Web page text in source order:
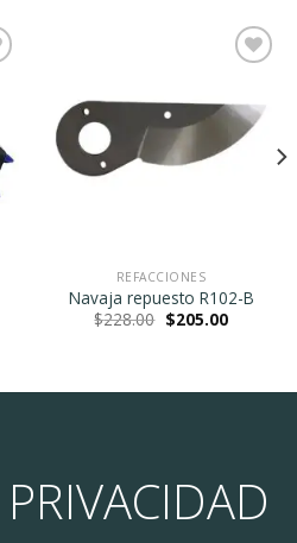
Lista de
deseos
REFACCIONES
Navaja repuesto R102-B
$228.00 Original
price
$205.00Current